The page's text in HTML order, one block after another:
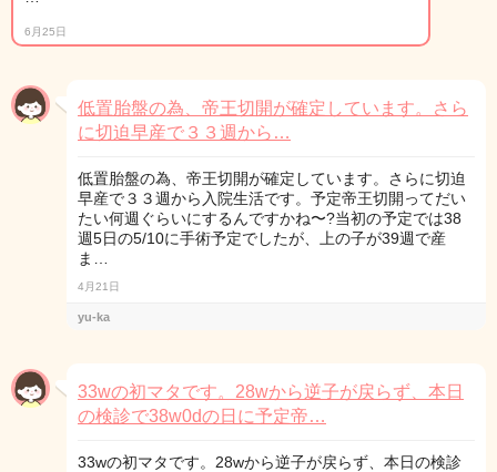
6月25日
低置胎盤の為、帝王切開が確定しています。さら
に切迫早産で３３週から…
低置胎盤の為、帝王切開が確定しています。さらに切迫
早産で３３週から入院生活です。予定帝王切開ってだい
たい何週ぐらいにするんですかね〜?当初の予定では38
週5日の5/10に手術予定でしたが、上の子が39週で産
ま…
4月21日
yu-ka
33wの初マタです。28wから逆子が戻らず、本日
の検診で38w0dの日に予定帝…
33wの初マタです。28wから逆子が戻らず、本日の検診